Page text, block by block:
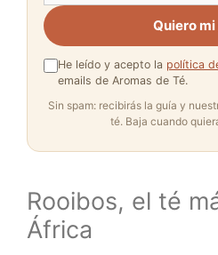
Quiero mi
He leído y acepto la política
emails de Aromas de Té.
Sin spam: recibirás la guía y
té. Baja cuando
Rooibos, el té
África